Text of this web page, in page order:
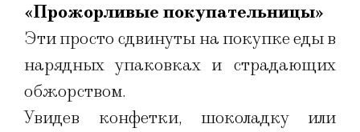
«Прожорливые покупательницы»
Эти просто сдвинуты на покупке еды в
нарядных упаковках и страдающих
обжорством.
Увидев конфетки, шоколадку или